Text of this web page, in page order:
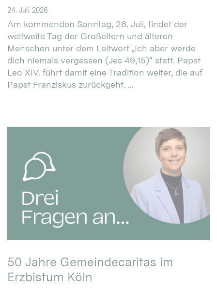
24. Juli 2026
Am kommenden Sonntag, 26. Juli, findet der
weltweite Tag der Großeltern und älteren
Menschen unter dem Leitwort „Ich aber werde
dich niemals vergessen (Jes 49,15)“ statt. Papst
Leo XIV. führt damit eine Tradition weiter, die auf
Papst Franziskus zurückgeht. ...
50 Jahre Gemeindecaritas im
Erzbistum Köln